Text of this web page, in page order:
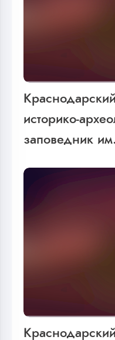
историко-
заповедник